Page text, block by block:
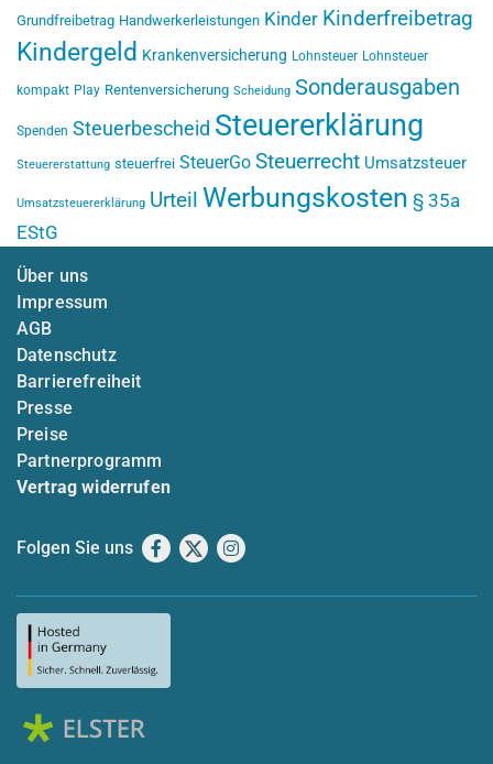
Grundfreibetrag Handwerkerleistungen Kinder Kinderfreibetrag
Kindergeld Krankenversicherung Lohnsteuer Lohnsteuer
kompakt Play Rentenversicherung Scheidung Sonderausgaben
Spenden Steuerbescheid Steuererklärung
Steuererstattung steuerfrei SteuerGo Steuerrecht Umsatzsteuer
Umsatzsteuererklärung Urteil Werbungskosten § 35a
EStG
Über uns
Impressum
AGB
Datenschutz
Barrierefreiheit
Presse
Preise
Partnerprogramm
Vertrag widerrufen
Folgen Sie uns Facebook
X Instagram